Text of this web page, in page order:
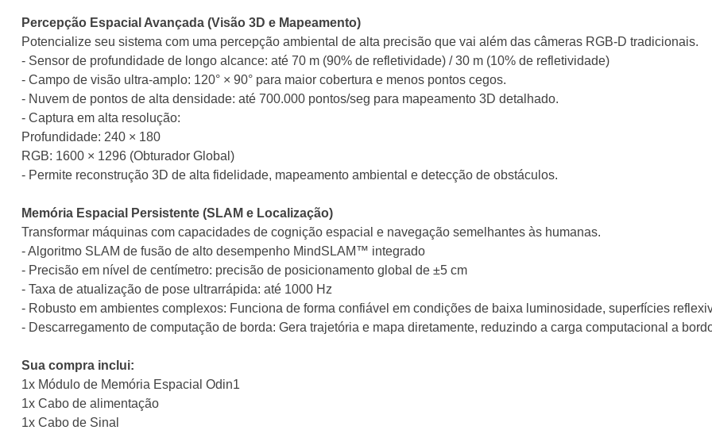
Percepção Espacial Avançada (Visão 3D e Mapeamento)
Potencialize seu sistema com uma percepção ambiental de alta precisão que vai além das câmeras RGB-D tradicionais.
- Sensor de profundidade de longo alcance: até 70 m (90% de refletividade) / 30 m (10% de refletividade)
- Campo de visão ultra-amplo: 120° × 90° para maior cobertura e menos pontos cegos.
- Nuvem de pontos de alta densidade: até 700.000 pontos/seg para mapeamento 3D detalhado.
- Captura em alta resolução:
Profundidade: 240 × 180
RGB: 1600 × 1296 (Obturador Global)
- Permite reconstrução 3D de alta fidelidade, mapeamento ambiental e detecção de obstáculos.
Memória Espacial Persistente (SLAM e Localização)
Transformar máquinas com capacidades de cognição espacial e navegação semelhantes às humanas.
- Algoritmo SLAM de fusão de alto desempenho MindSLAM™ integrado
- Precisão em nível de centímetro: precisão de posicionamento global de ±5 cm
- Taxa de atualização de pose ultrarrápida: até 1000 Hz
- Robusto em ambientes complexos: Funciona de forma confiável em condições de baixa luminosidade, superfícies
- Descarregamento de computação de borda: Gera trajetória e mapa diretamente, reduzindo a carga computacional a
Sua compra inclui:
1x Módulo de Memória Espacial Odin1
1x Cabo de alimentação
1x Cabo de Sinal